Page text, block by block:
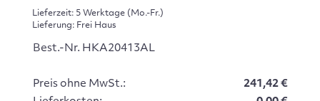
Lieferzeit: 5 Werktage (Mo.-Fr.)
Lieferung: Frei Haus
Best.-Nr. HKA20413AL
Preis ohne MwSt.:
241,42 €